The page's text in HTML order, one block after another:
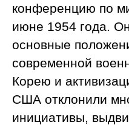
конференцию по
июне 1954 года.
основные
современной
Корею и
США отклонили
инициативы,